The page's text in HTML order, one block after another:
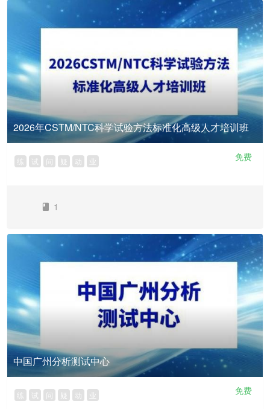
2026年CSTM/NTC科学试验方法标准化高级人才培训班
练 试 问 疑 动 业 免费
1
中国广州分析测试中心
练 试 问 疑 动 业 免费